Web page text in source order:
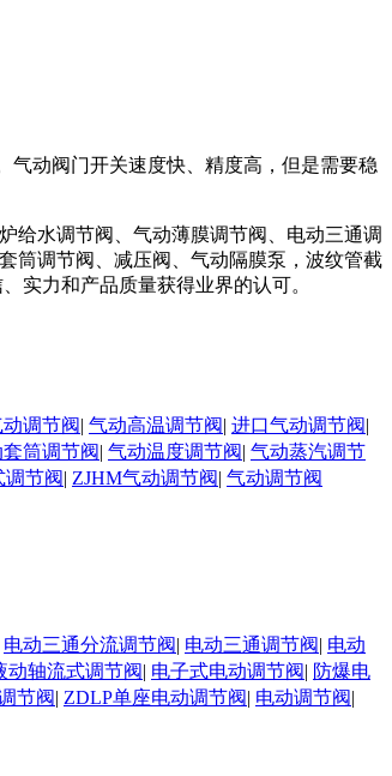
气动阀门开关速度快、精度高，但是需要稳
给水调节阀、气动薄膜调节阀、电动三通调
筒调节阀、减压阀、气动隔膜泵，波纹管截
实力和产品质量获得业界的认可。
调节阀| 气动高温调节阀| 进口气动调节阀|
筒调节阀| 气动温度调节阀| 气动蒸汽调节
调节阀| ZJHM气动调节阀| 气动调节阀
电动三通分流调节阀| 电动三通调节阀| 电动
动轴流式调节阀| 电子式电动调节阀| 防爆电
节阀| ZDLP单座电动调节阀| 电动调节阀|